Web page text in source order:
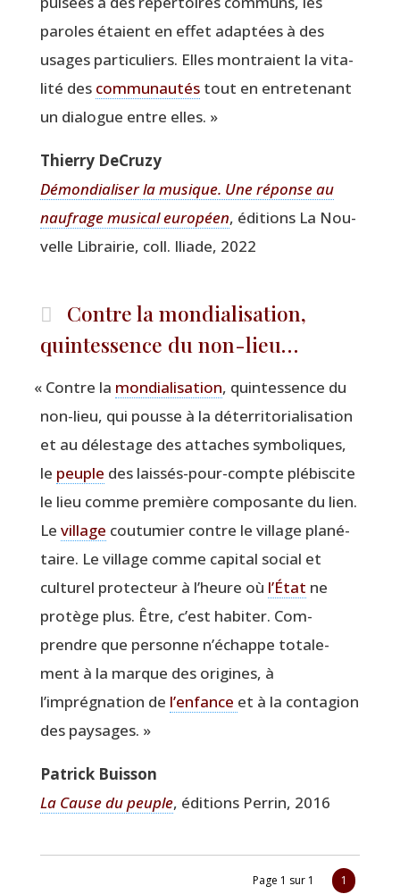
paroles étaient en effet adap­tées à des
usages par­ti­cu­liers. Elles mon­traient la vita­
li­té des com­mu­nau­téstout en entre­te­nant
un dia­logue entre elles. »
Thier­ry DeCruzy
Démon­dia­li­ser la musique. Une réponse au
nau­frage musi­cal euro­péen, édi­tions La Nou­
velle Librai­rie, coll. Iliade, 2022
Contre la mondialisation,
quintessence du non-lieu…
« Contre la mon­dia­li­sa­tion, quin­tes­sence du
non-lieu, qui pousse à la déter­ri­to­ria­li­sa­tion
et au déles­tage des attaches sym­bo­liques,
le peuple des lais­sés-pour-compte plé­bis­cite
le lieu comme pre­mière com­po­sante du lien.
Le vil­lage cou­tu­mier contre le vil­lage pla­né­
taire. Le vil­lage comme capi­tal social et
cultu­rel pro­tec­teur à l’heure où l’É­tat ne
pro­tège plus. Être, c’est habi­ter. Com­
prendre que per­sonne n’échappe tota­le­
ment à la marque des ori­gines, à
l’imprégnation de l’enfance et à la conta­gion
des paysages. »
Patrick Buis­son
La Cause du peuple, édi­tions Per­rin, 2016
Page 1 sur 1 1